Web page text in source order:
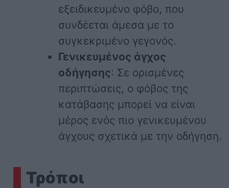
εξειδικευμένο φόβο, που
συνδέεται άμεσα με το
συγκεκριμένο γεγονός.
Γενικευμένος άγχος
οδήγησης: Σε ορισμένες
περιπτώσεις, ο φόβος της
κατάβασης μπορεί να είναι
μέρος ενός πιο γενικευμένου
άγχους σχετικά με την οδήγηση.
Τρόποι